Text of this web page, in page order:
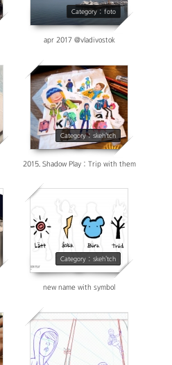
Category : foto
apr 2017 @vladivostok
Category : skeh'tch
3770
2015. Shadow Play : Trip with them
Category : skeh'tch
3636
new name with symbol
3683